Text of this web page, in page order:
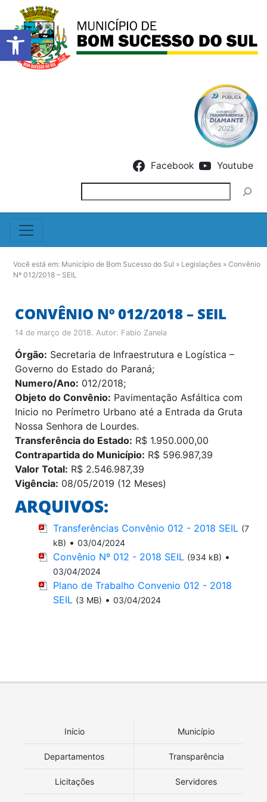
Barra de Ferramentas
Facebook Youtube
Você está em: Município de Bom Sucesso do Sul » Legislações » Convênio
Nº 012/2018 – SEIL
CONVÊNIO Nº 012/2018 – SEIL
14 de março de 2018. Autor: Fabio Zanela
Órgão: Secretaria de Infraestrutura e Logística –
Governo do Estado do Paraná;
Numero/Ano: 012/2018;
Objeto do Convênio: Pavimentação Asfáltica com
Inicio no Perímetro Urbano até a Entrada da Gruta
Nossa Senhora de Lourdes.
Transferência do Estado: R$ 1.950.000,00
Contrapartida do Município: R$ 596.987,39
Valor Total: R$ 2.546.987,39
Vigência: 08/05/2019 (12 Meses)
ARQUIVOS:
Transferências Convênio 012 - 2018 SEIL (7
kB) • 03/04/2024
Convênio Nº 012 - 2018 SEIL (934 kB) •
03/04/2024
Plano de Trabalho Convenio 012 - 2018
SEIL (3 MB) • 03/04/2024
Início Município
Departamentos Transparência
Licitações Servidores